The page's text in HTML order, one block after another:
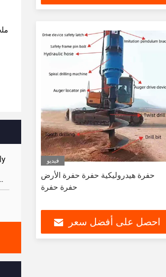
7808
فيديو
حفرة هيدروليكية حفرة حفرة الأرض
حفرة حفرة
احصل على أفضل سعر